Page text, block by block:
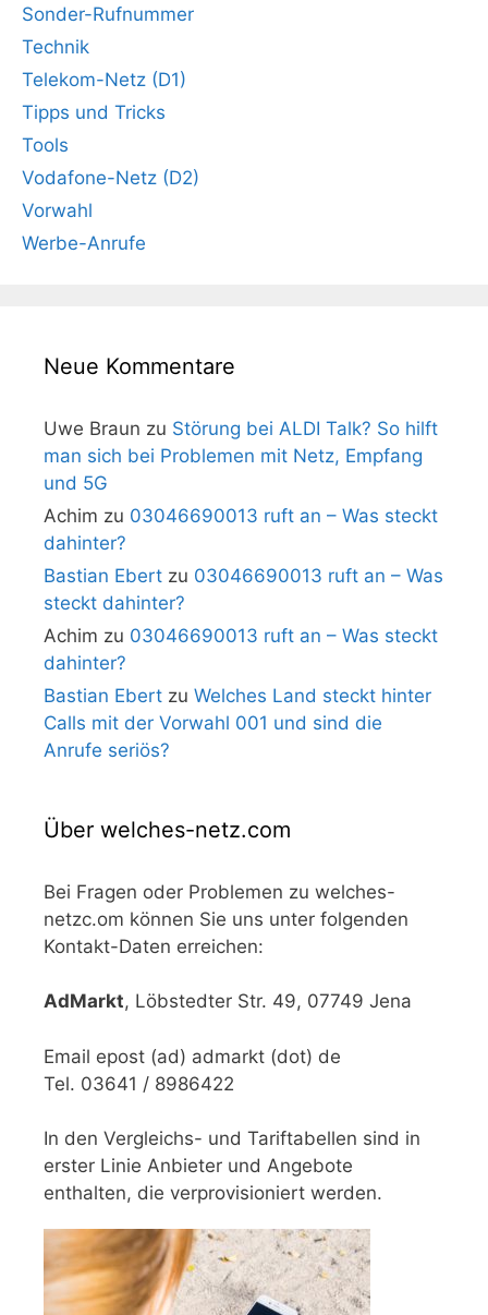
Sonder-Rufnummer
Technik
Telekom-Netz (D1)
Tipps und Tricks
Tools
Vodafone-Netz (D2)
Vorwahl
Werbe-Anrufe
Neue Kommentare
Uwe Braun zu Störung bei ALDI Talk? So hilft
man sich bei Problemen mit Netz, Empfang
und 5G
Achim zu 03046690013 ruft an – Was steckt
dahinter?
Bastian Ebert zu 03046690013 ruft an – Was
steckt dahinter?
Achim zu 03046690013 ruft an – Was steckt
dahinter?
Bastian Ebert zu Welches Land steckt hinter
Calls mit der Vorwahl 001 und sind die
Anrufe seriös?
Über welches-netz.com
Bei Fragen oder Problemen zu welches-
netzc.om können Sie uns unter folgenden
Kontakt-Daten erreichen:
AdMarkt, Löbstedter Str. 49, 07749 Jena
Email epost (ad) admarkt (dot) de
Tel. 03641 / 8986422
In den Vergleichs- und Tariftabellen sind in
erster Linie Anbieter und Angebote
enthalten, die verprovisioniert werden.